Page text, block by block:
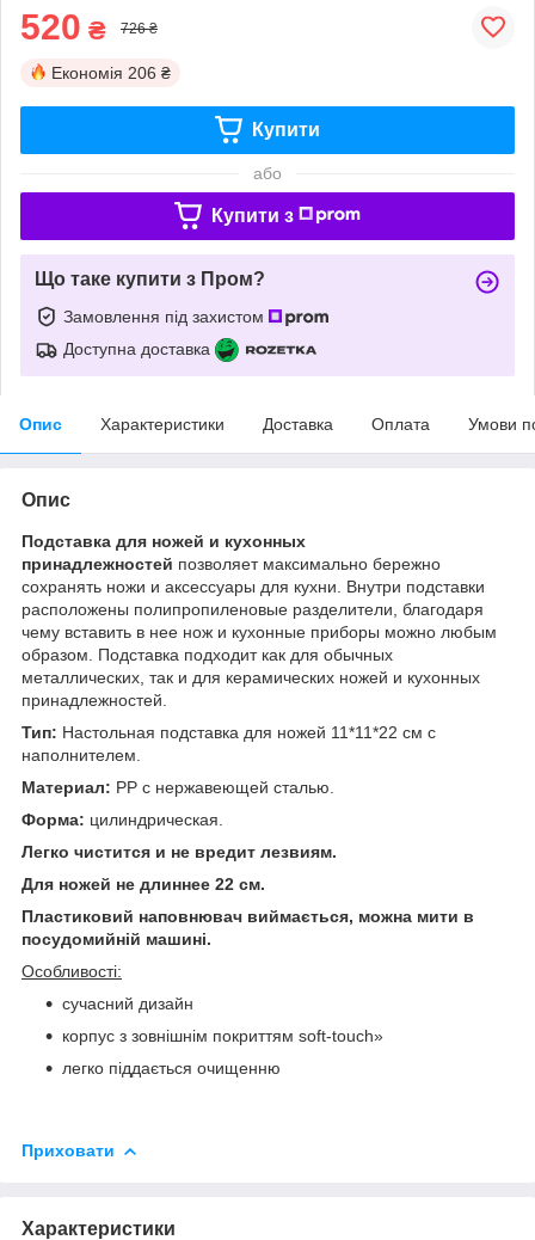
520 ₴ 726 ₴
Економія 206 ₴
Купити
або
Купити з
Що таке купити з Пром?
Замовлення під захистом
Доступна доставка
Опис Характеристики Доставка Оплата Умови
Опис
Подставка для ножей и кухонных
принадлежностей позволяет максимально бережно
сохранять ножи и аксессуары для кухни. Внутри подставки
расположены полипропиленовые разделители, благодаря
чему вставить в нее нож и кухонные приборы можно любым
образом. Подставка подходит как для обычных
металлических, так и для керамических ножей и кухонных
принадлежностей.
Тип: Настольная подставка для ножей 11*11*22 см с
наполнителем.
Материал: РР с нержавеющей сталью.
Форма: цилиндрическая.
Легко чистится и не вредит лезвиям.
Для ножей не длиннее 22 см.
Пластиковий наповнювач виймається, можна мити в
посудомийній машині.
Особливості:
сучасний дизайн
корпус з зовнішнім покриттям soft-touch»
легко піддається очищенню
Приховати
Характеристики